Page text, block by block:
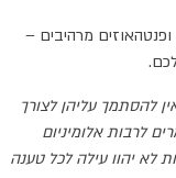
תמצאו דירות 4 או 5 חדרים ופנטהאוזים מרהיבים –
להסתמך עליהן לצורך
לרבות אלומיניום
לא יהוו עילה לכל טענה